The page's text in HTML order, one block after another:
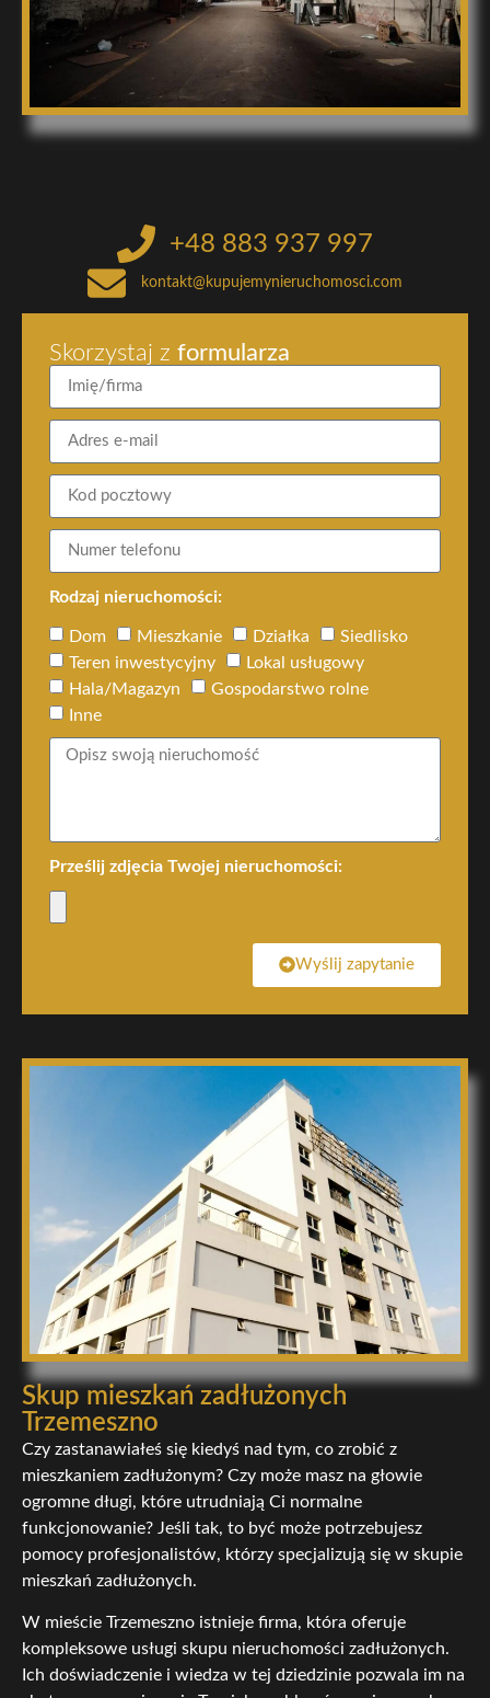
+48 883 937 997
kontakt@kupujemynieruchomosci.com
Skorzystaj z formularza
Rodzaj nieruchomości:
Dom Mieszkanie Działka
Siedlisko
Teren inwestycyjny
Lokal usługowy
Hala/Magazyn
Gospodarstwo rolne
Inne
Prześlij zdjęcia Twojej nieruchomości:
Wyślij zapytanie
Skup mieszkań zadłużonych
Trzemeszno
Czy zastanawiałeś się kiedyś nad tym, co zrobić z
mieszkaniem zadłużonym? Czy może masz na głowie
ogromne długi, które utrudniają Ci normalne
funkcjonowanie? Jeśli tak, to być może potrzebujesz
pomocy profesjonalistów, którzy specjalizują się w skupie
mieszkań zadłużonych.
W mieście Trzemeszno istnieje firma, która oferuje
kompleksowe usługi skupu nieruchomości zadłużonych.
Ich doświadczenie i wiedza w tej dziedzinie pozwala im na